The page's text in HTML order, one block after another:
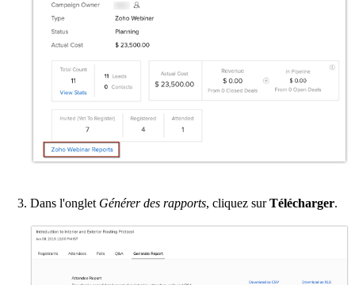
Dans l'onglet Générer des rapports, cliquez surTélécharger.